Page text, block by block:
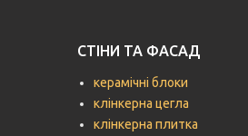
СТІНИ ТА ФАСАД
керамічні блоки
клінкерна цегла
клінкерна плитка